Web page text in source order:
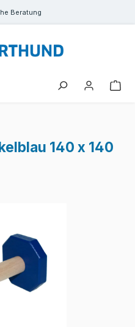
Beratung
140 x 140